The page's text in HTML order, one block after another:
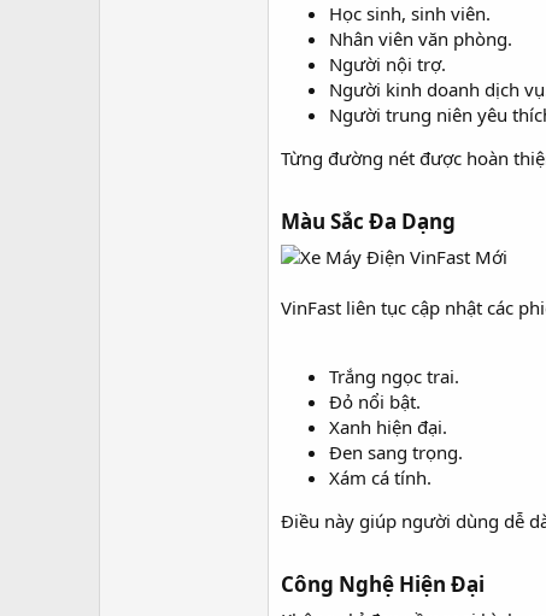
Học sinh, sinh viên.
Nhân viên văn phòng.
Người nội trợ.
Người kinh doanh dịch
Người trung niên yêu
Từng đường nét được hoàn
Màu Sắc Đa Dạng​
VinFast liên tục cập nhật các
Trắng ngọc trai.
Đỏ nổi bật.
Xanh hiện đại.
Đen sang trọng.
Xám cá tính.
Điều này giúp người dùng dễ
Công Nghệ Hiện Đại​